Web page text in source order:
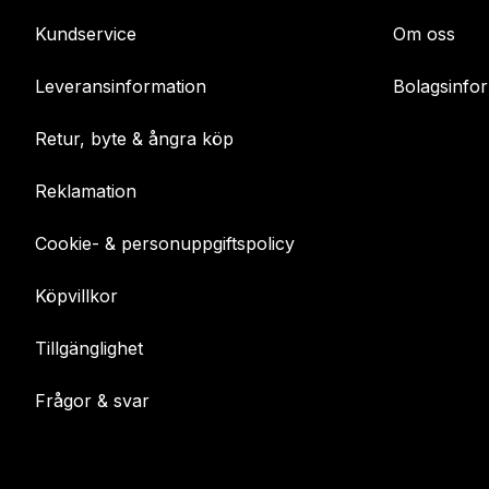
Kundservice
Leveransinformation
Retur, byte & ångra köp
Reklamation
Cookie- & personuppgiftspolicy
Köpvillkor
Tillgänglighet
Frågor & svar
Om oss